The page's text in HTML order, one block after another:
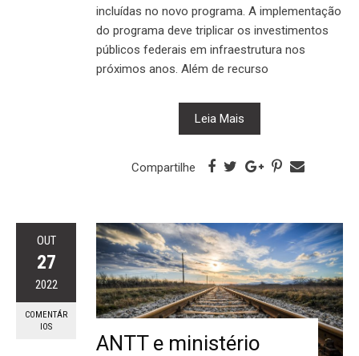
incluídas no novo programa. A implementação
do programa deve triplicar os investimentos
públicos federais em infraestrutura nos
próximos anos. Além de recurso
Leia Mais
Compartilhe
OUT
27
2022
COMENTÁR
IOS
ANTT e ministério